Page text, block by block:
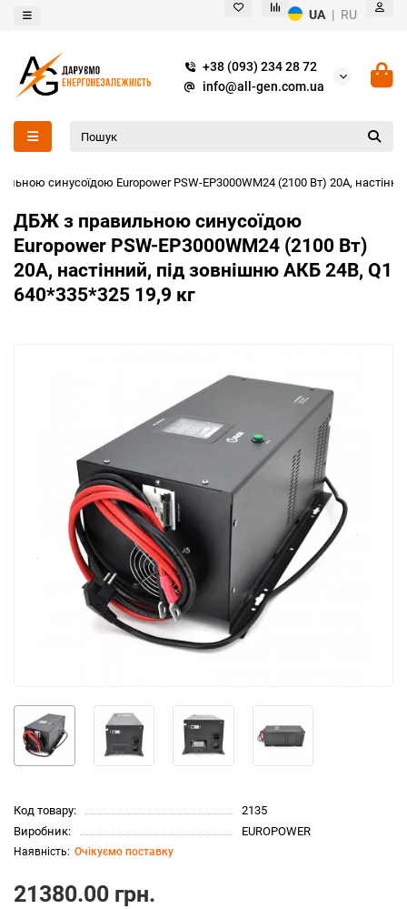
UA | RU
+38 (093) 234 28 72
info@all-gen.com.ua
синусоїдою Europower PSW-EP3000WM24 (2100 Вт) 20А,
ДБЖ з правильною синусоїдою
Europower PSW-EP3000WM24 (2100 Вт)
20А, настінний, під зовнішню АКБ 24В, Q1
640*335*325 19,9 кг
Код товару:
2135
Виробник:
EUROPOWER
Очікуємо поставку
21380.00 грн.